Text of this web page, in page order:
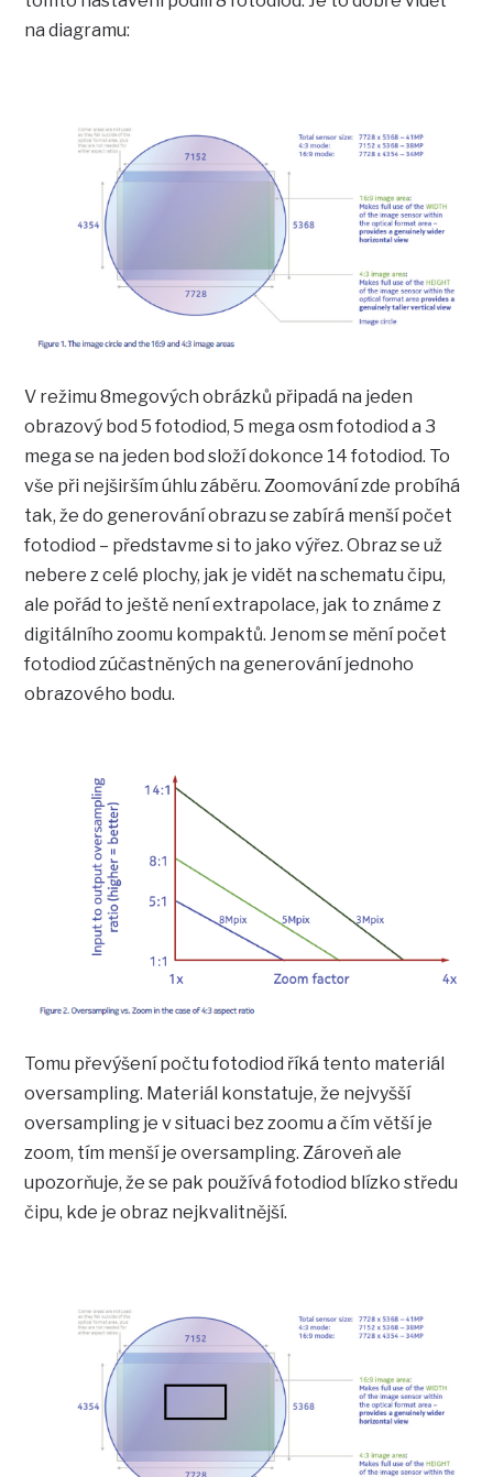
na diagramu:
V režimu 8megových obrázků připadá na jeden
obrazový bod 5 fotodiod, 5 mega osm fotodiod a 3
mega se na jeden bod složí dokonce 14 fotodiod. To
vše při nejširším úhlu záběru. Zoomování zde probíhá
tak, že do generování obrazu se zabírá menší počet
fotodiod – představme si to jako výřez. Obraz se už
nebere z celé plochy, jak je vidět na schematu čipu,
ale pořád to ještě není extrapolace, jak to známe z
digitálního zoomu kompaktů. Jenom se mění počet
fotodiod zúčastněných na generování jednoho
obrazového bodu.
Tomu převýšení počtu fotodiod říká tento materiál
oversampling. Materiál konstatuje, že nejvyšší
oversampling je v situaci bez zoomu a čím větší je
zoom, tím menší je oversampling. Zároveň ale
upozorňuje, že se pak používá fotodiod blízko středu
čipu, kde je obraz nejkvalitnější.